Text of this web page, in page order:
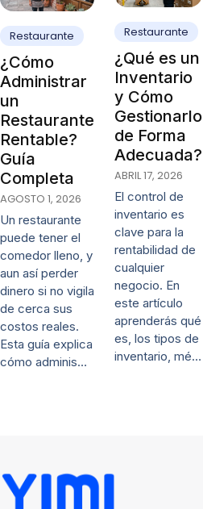
Restaurante
¿Cómo
Administrar
un
Restaurante
Rentable?
Guía
Completa
AGOSTO 1, 2026
Un restaurante
puede tener el
comedor lleno, y
aun así perder
dinero si no vigila
de cerca sus
costos reales.
Esta guía explica
cómo adminis…
Restaurante
¿Qué es un
Inventario
y Cómo
Gestionarlo
de Forma
Adecuada?
ABRIL 17, 2026
El control de
inventario es
clave para la
rentabilidad de
cualquier
negocio. En
este artículo
aprenderás qué
es, los tipos de
inventario, mé…